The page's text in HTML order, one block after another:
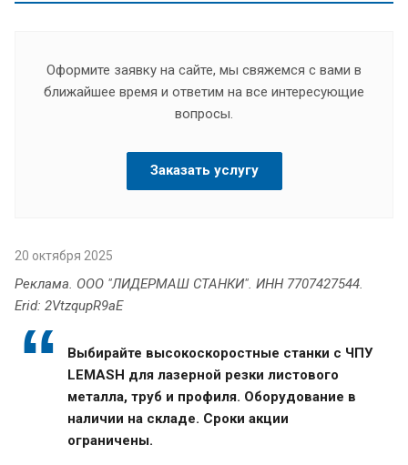
Оформите заявку на сайте, мы свяжемся с вами в
ближайшее время и ответим на все интересующие
вопросы.
Заказать услугу
20 октября 2025
Реклама. ООО "ЛИДЕРМАШ СТАНКИ". ИНН 7707427544.
Erid: 2VtzqupR9aE
Выбирайте высокоскоростные станки с ЧПУ
LEMASH для лазерной резки листового
металла, труб и профиля. Оборудование в
наличии на складе. Сроки акции
ограничены.